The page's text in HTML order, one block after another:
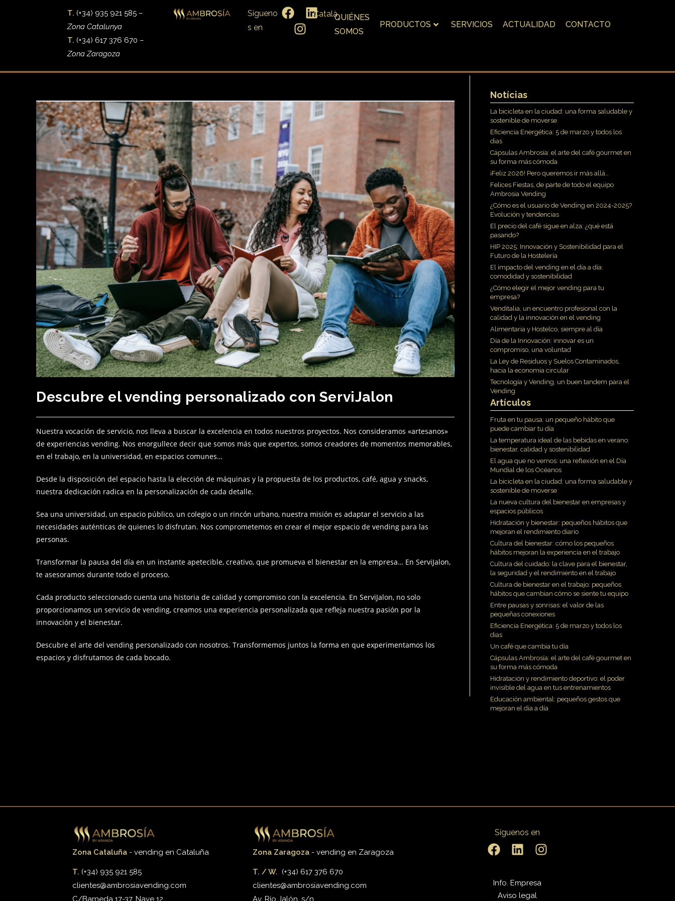
T. (+34) 935 921 585 –
Zona Catalunya
T. (+34) 617 376 670 –
Zona Zaragoza
Sígueno
s en
CatalàQUIÉNES
SOMOS
PRODUCTOS SERVICIOS ACTUALIDAD CONTACTO
Descubre el vending personalizado con ServiJalon
Nuestra vocación de servicio, nos lleva a buscar la excelencia en todos nuestros proyectos. Nos consideramos «artesanos»
de experiencias vending. Nos enorgullece decir que somos más que expertos, somos creadores de momentos memorables,
en el trabajo, en la universidad, en espacios comunes…
Desde la disposición del espacio hasta la elección de máquinas y la propuesta de los productos, café, agua y snacks,
nuestra dedicación radica en la personalización de cada detalle.
Sea una universidad, un espacio público, un colegio o un rincón urbano, nuestra misión es adaptar el servicio a las
necesidades auténticas de quienes lo disfrutan. Nos comprometemos en crear el mejor espacio de vending para las
personas.
Transformar la pausa del día en un instante apetecible, creativo, que promueva el bienestar en la empresa… En ServiJalon,
te asesoramos durante todo el proceso.
Cada producto seleccionado cuenta una historia de calidad y compromiso con la excelencia. En ServiJalon, no solo
proporcionamos un servicio de vending, creamos una experiencia personalizada que refleja nuestra pasión por la
innovación y el bienestar.
Descubre el arte del vending personalizado con nosotros. Transformemos juntos la forma en que experimentamos los
espacios y disfrutamos de cada bocado.
Notícias
La bicicleta en la ciudad: una forma saludable y
sostenible de moverse
Eficiencia Energética: 5 de marzo y todos los
dias
Cápsulas Ambrosía: el arte del café gourmet en
su forma más cómoda
¡Feliz 2026! Pero queremos ir más allá…
Felices Fiestas, de parte de todo el equipo
Ambrosia Vending
¿Cómo es el usuario de Vending en 2024-2025?
Evolución y tendencias
El precio del café sigue en alza: ¿qué está
pasando?
HIP 2025: Innovación y Sostenibilidad para el
Futuro de la Hostelería
El impacto del vending en el día a día:
comodidad y sostenibilidad
¿Cómo elegir el mejor vending para tu
empresa?
Venditalia, un encuentro profesional con la
calidad y la innovación en el vending
Alimentaria y Hostelco, siempre al día
Día de la Innovación: innovar es un
compromiso, una voluntad
La Ley de Residuos y Suelos Contaminados,
hacia la economía circular
Tecnología y Vending, un buen tandem para el
Vending
Artículos
Fruta en tu pausa: un pequeño hábito que
puede cambiar tu día
La temperatura ideal de las bebidas en verano:
bienestar, calidad y sostenibilidad
El agua que no vemos: una reflexión en el Día
Mundial de los Océanos
La bicicleta en la ciudad: una forma saludable y
sostenible de moverse
La nueva cultura del bienestar en empresas y
espacios públicos
Hidratación y bienestar: pequeños hábitos que
mejoran el rendimiento diario
Cultura del bienestar: cómo los pequeños
hábitos mejoran la experiencia en el trabajo
Cultura del cuidado: la clave para el bienestar,
la seguridad y el rendimiento en el trabajo
Cultura de bienestar en el trabajo: pequeños
hábitos que cambian cómo se siente tu equipo
Entre pausas y sonrisas: el valor de las
pequeñas conexiones
Eficiencia Energética: 5 de marzo y todos los
dias
Un café que cambia tu día
Cápsulas Ambrosía: el arte del café gourmet en
su forma más cómoda
Hidratación y rendimiento deportivo: el poder
invisible del agua en tus entrenamientos
Educación ambiental: pequeños gestos que
mejoran el día a día
Zona Cataluña - vending en Cataluña
T. (+34) 935 921 585
clientes@ambrosiavending.com
C/Barneda 17-37, Nave 12
Zona Zaragoza- vending en Zaragoza
T. / W. (+34) 617 376 670
clientes@ambrosiavending.com
Av. Río Jalón, s/n
Síguenos en
Info. Empresa
Aviso legal